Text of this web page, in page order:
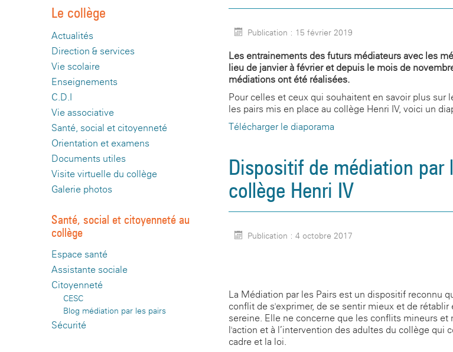
Le collège
Actualités
Direction & services
Vie scolaire
Enseignements
C.D.I
Vie associative
Santé, social et citoyenneté
Orientation et examens
Documents utiles
Visite virtuelle du collège
Galerie photos
Santé, social et citoyenneté au
collège
Espace santé
Assistante sociale
Citoyenneté
CESC
Blog médiation par les pairs
Sécurité
Publication : 15 février 2019
Les entrainements des futurs médiateurs avec les
lieu de janvier à février et depuis le mois de
médiations ont été réalisées.
Pour celles et ceux qui souhaitent en savoir plus sur
les pairs mis en place au collège Henri IV, voici un
Télécharger le diaporama
Dispositif de médiation par
collège Henri IV
Publication : 4 octobre 2017
La Médiation par les Pairs est un dispositif reconnu
conflit de s'exprimer, de se sentir mieux et de
sereine. Elle ne concerne que les conflits mineurs et
l'action et à l’intervention des adultes du collège qui
cadre et la loi.